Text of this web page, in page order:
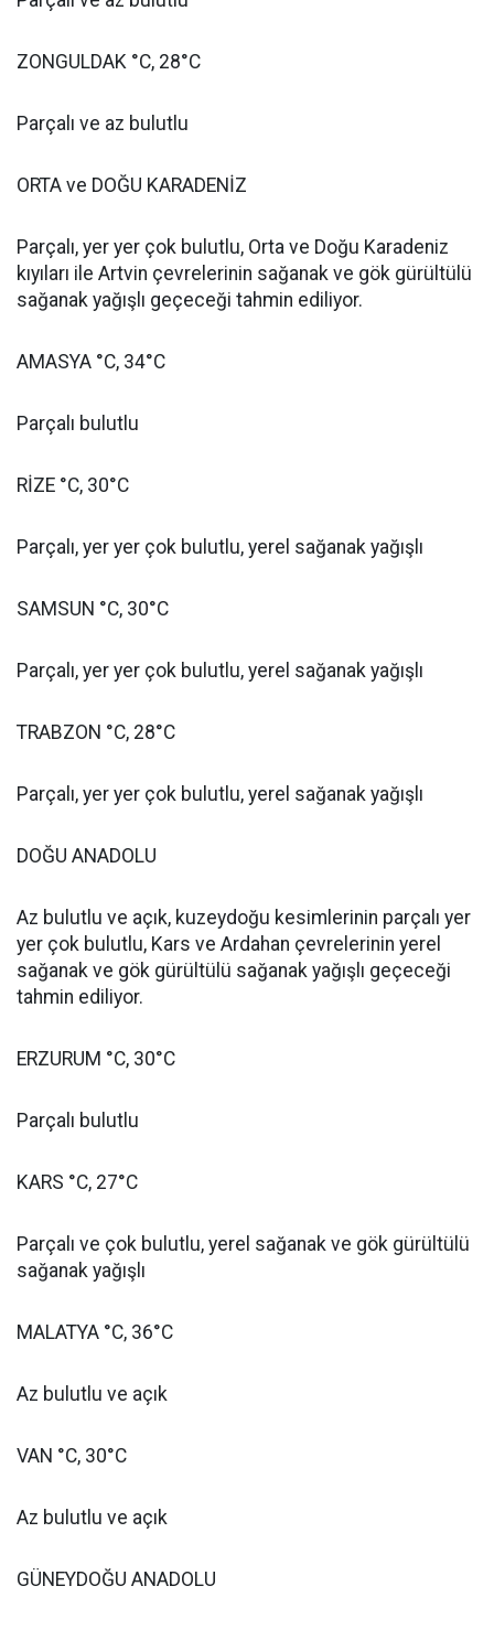
ZONGULDAK °C, 28°C
Parçalı ve az bulutlu
ORTA ve DOĞU KARADENİZ
Parçalı, yer yer çok bulutlu, Orta ve Doğu Karadeniz
kıyıları ile Artvin çevrelerinin sağanak ve gök gürültülü
sağanak yağışlı geçeceği tahmin ediliyor.
AMASYA °C, 34°C
Parçalı bulutlu
RİZE °C, 30°C
Parçalı, yer yer çok bulutlu, yerel sağanak yağışlı
SAMSUN °C, 30°C
Parçalı, yer yer çok bulutlu, yerel sağanak yağışlı
TRABZON °C, 28°C
Parçalı, yer yer çok bulutlu, yerel sağanak yağışlı
DOĞU ANADOLU
Az bulutlu ve açık, kuzeydoğu kesimlerinin parçalı yer
yer çok bulutlu, Kars ve Ardahan çevrelerinin yerel
sağanak ve gök gürültülü sağanak yağışlı geçeceği
tahmin ediliyor.
ERZURUM °C, 30°C
Parçalı bulutlu
KARS °C, 27°C
Parçalı ve çok bulutlu, yerel sağanak ve gök gürültülü
sağanak yağışlı
MALATYA °C, 36°C
Az bulutlu ve açık
VAN °C, 30°C
Az bulutlu ve açık
GÜNEYDOĞU ANADOLU